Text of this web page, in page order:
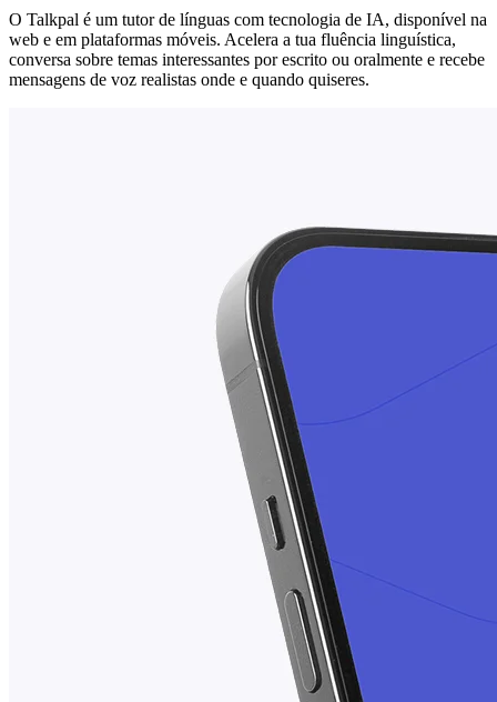
O Talkpal é um tutor de línguas com tecnologia de IA, disponível na
web e em plataformas móveis. Acelera a tua fluência linguística,
conversa sobre temas interessantes por escrito ou oralmente e recebe
mensagens de voz realistas onde e quando quiseres.